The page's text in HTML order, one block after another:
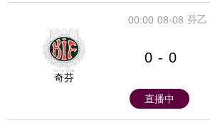
08-08
00:00 芬乙
奇芬
0 - 0
直播中